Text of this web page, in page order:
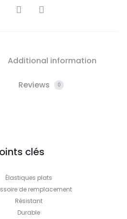
Additional information
Reviews 0
clés
Élastiques plats
de remplacement
Résistant
Durable